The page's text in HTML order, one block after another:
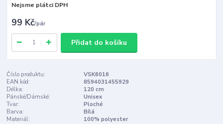
Nejsme plátci DPH
99 Kč/pár
Přidat do košíku
Číslo produktu:
VSK6016
EAN kód:
8594031455929
Délka:
120 cm
Pánské/Dámské:
Unisex
Tvar:
Ploché
Barva:
Bílá
Materiál:
100% polyester